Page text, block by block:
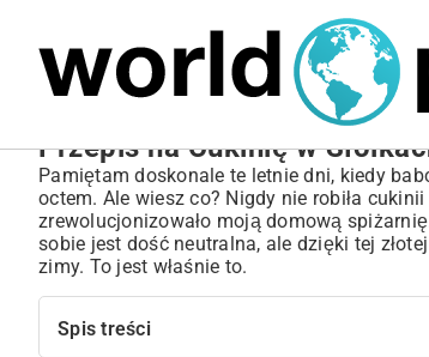
Przepis na Cukinię w
Pamiętam doskonale te letnie dni, kiedy
octem. Ale wiesz co? Nigdy nie robiła
zrewolucjonizowało moją domową
sobie jest dość neutralna, ale dzięki tej
zimy. To jest właśnie to.
Spis treści